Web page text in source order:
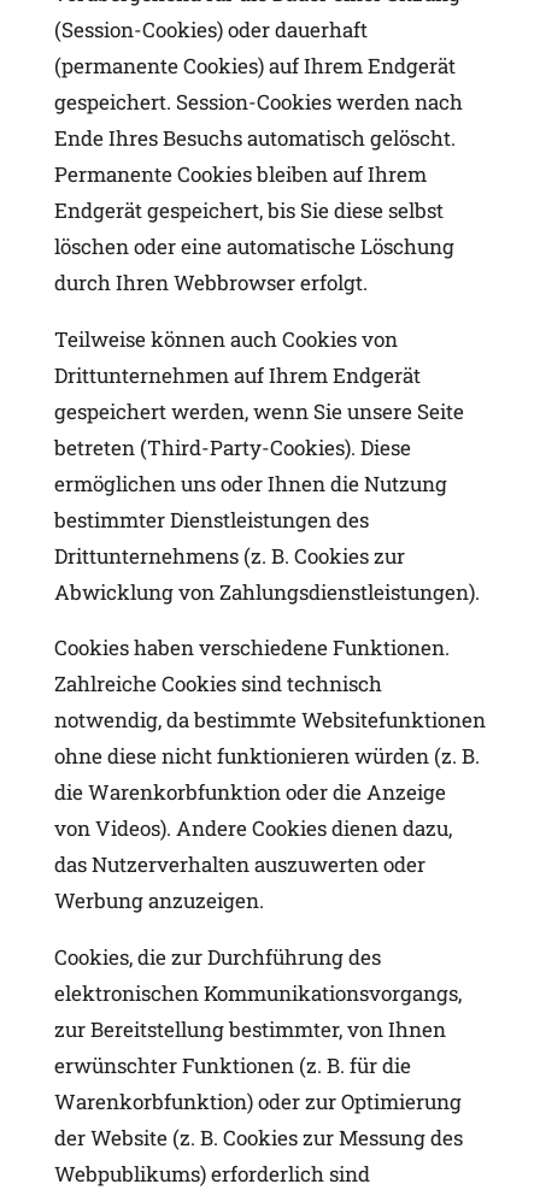
(Session-Cookies) oder dauerhaft
(permanente Cookies) auf Ihrem Endgerät
gespeichert. Session-Cookies werden nach
Ende Ihres Besuchs automatisch gelöscht.
Permanente Cookies bleiben auf Ihrem
Endgerät gespeichert, bis Sie diese selbst
löschen oder eine automatische Löschung
durch Ihren Webbrowser erfolgt.
Teilweise können auch Cookies von
Drittunternehmen auf Ihrem Endgerät
gespeichert werden, wenn Sie unsere Seite
betreten (Third-Party-Cookies). Diese
ermöglichen uns oder Ihnen die Nutzung
bestimmter Dienstleistungen des
Drittunternehmens (z. B. Cookies zur
Abwicklung von Zahlungsdienstleistungen).
Cookies haben verschiedene Funktionen.
Zahlreiche Cookies sind technisch
notwendig, da bestimmte Websitefunktionen
ohne diese nicht funktionieren würden (z. B.
die Warenkorbfunktion oder die Anzeige
von Videos). Andere Cookies dienen dazu,
das Nutzerverhalten auszuwerten oder
Werbung anzuzeigen.
Cookies, die zur Durchführung des
elektronischen Kommunikationsvorgangs,
zur Bereitstellung bestimmter, von Ihnen
erwünschter Funktionen (z. B. für die
Warenkorbfunktion) oder zur Optimierung
der Website (z. B. Cookies zur Messung des
Webpublikums) erforderlich sind